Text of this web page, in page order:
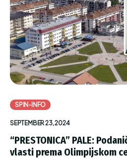
SPIN-INFO
SEPTEMBER 23, 2024
“PRESTONICA” PALE:
vlasti prema Olimpijskom